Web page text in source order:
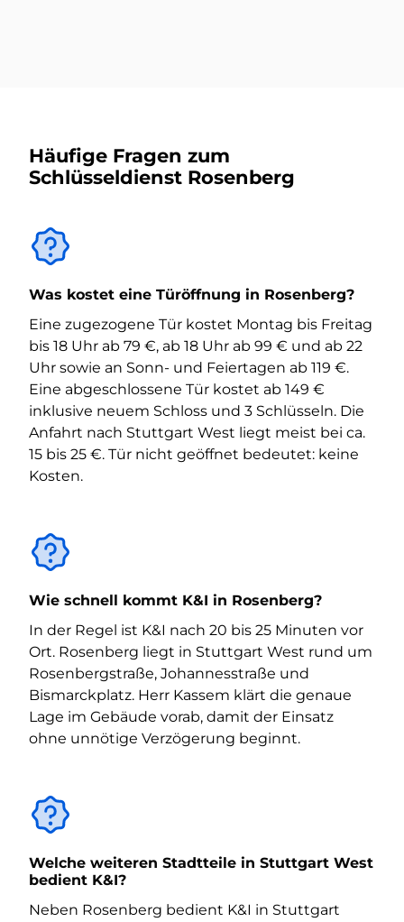
Häufige Fragen zum
Schlüsseldienst Rosenberg
Was kostet eine Türöffnung in Rosenberg?
Eine zugezogene Tür kostet Montag bis Freitag
bis 18 Uhr ab 79 €, ab 18 Uhr ab 99 € und ab 22
Uhr sowie an Sonn- und Feiertagen ab 119 €.
Eine abgeschlossene Tür kostet ab 149 €
inklusive neuem Schloss und 3 Schlüsseln. Die
Anfahrt nach Stuttgart West liegt meist bei ca.
15 bis 25 €. Tür nicht geöffnet bedeutet: keine
Kosten.
Wie schnell kommt K&I in Rosenberg?
In der Regel ist K&I nach 20 bis 25 Minuten vor
Ort. Rosenberg liegt in Stuttgart West rund um
Rosenbergstraße, Johannesstraße und
Bismarckplatz. Herr Kassem klärt die genaue
Lage im Gebäude vorab, damit der Einsatz
ohne unnötige Verzögerung beginnt.
Welche weiteren Stadtteile in Stuttgart West
bedient K&I?
Neben Rosenberg bedient K&I in Stuttgart